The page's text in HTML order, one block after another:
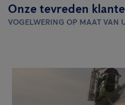
Onze tevreden
VOGELWERING OP MAAT VAN